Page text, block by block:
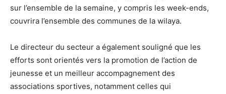
sur l’ensemble de la semaine, y compris les week-ends,
couvrira l’ensemble des communes de la wilaya.
Le directeur du secteur a également souligné que les
efforts sont orientés vers la promotion de l’action de
jeunesse et un meilleur accompagnement des
associations sportives, notamment celles qui